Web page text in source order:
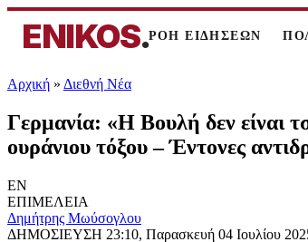
ENIKOS.ΡΟΗ ΕΙΔΗΣΕΩΝ
Αρχική » Διεθνή Νέα
Γερμανία: «Η Βουλή δεν είναι
ουράνιου τόξου – Έντονες
EN
ΕΠΙΜΕΛΕΙΑ
Δημήτρης Μωύσογλου
ΔΗΜΟΣΙΕΥΣΗ 23:10, Παρασκευή 04 Ιουλίου